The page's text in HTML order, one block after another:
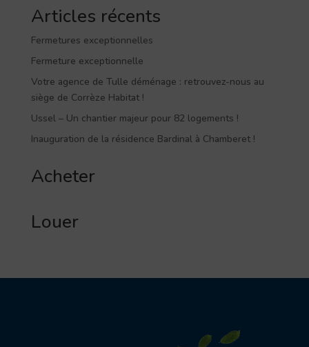
Articles récents
Fermetures exceptionnelles
Fermeture exceptionnelle
Votre agence de Tulle déménage : retrouvez-nous au
siège de Corrèze Habitat !
Ussel – Un chantier majeur pour 82 logements !
Inauguration de la résidence Bardinal à Chamberet !
Acheter
Louer